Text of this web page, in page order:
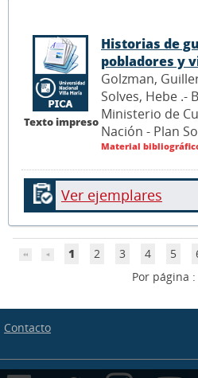
Texto impreso
Historias de
pobladores y
Golzman,
Solves, Hebe .-
Ministerio de
Nación - Plan
Material
Ver ejemplares
1 2 3 4 5
Por página :
Contacto